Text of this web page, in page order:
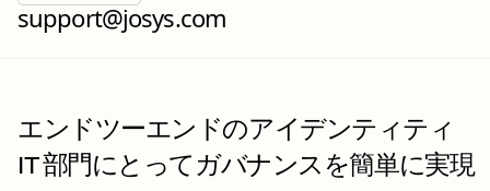
support@josys.com
エンドツーエンドのアイデンティティ
IT 部門にとってガバナンスを簡単に実現